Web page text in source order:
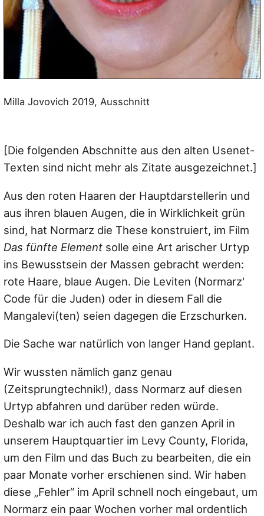
Milla Jovovich 2019, Ausschnitt
[Die folgenden Abschnitte aus den alten Usenet-
Texten sind nicht mehr als Zitate ausgezeichnet.]
Aus den roten Haaren der Hauptdarstellerin und
aus ihren blauen Augen, die in Wirklichkeit grün
sind, hat Normarz die These konstruiert, im Film
Das fünfte Element solle eine Art arischer Urtyp
ins Bewusstsein der Massen gebracht werden:
rote Haare, blaue Augen. Die Leviten (Normarz'
Code für die Juden) oder in diesem Fall die
Mangalevi(ten) seien dagegen die Erzschurken.
Die Sache war natürlich von langer Hand geplant.
Wir wussten nämlich ganz genau
(Zeitsprungtechnik!), dass Normarz auf diesen
Urtyp abfahren und darüber reden würde.
Deshalb war ich auch fast den ganzen April in
unserem Hauptquartier im Levy County, Florida,
um den Film und das Buch zu bearbeiten, die ein
paar Monate vorher erschienen sind. Wir haben
diese „Fehler“ im April schnell noch eingebaut, um
Normarz ein paar Wochen vorher mal ordentlich